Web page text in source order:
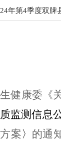
年第4季度双牌
健康委《
监测信息
案〉 的通